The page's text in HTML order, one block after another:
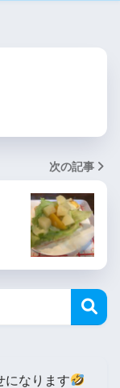
次の記事
になります